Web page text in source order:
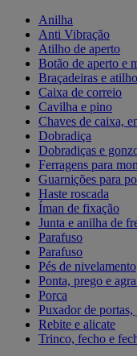
Anilha
Anti Vibração
Atilho de aperto
Botão de aperto e
Braçadeiras e
Caixa de correio
Cavilha e pino
Chaves de caixa,
Dobradiça
Dobradiças e
Ferragens para
Guarnições para
Haste roscada
Íman de fixação
Junta e anilha de
Parafuso
Parafuso
Pés de nivelamento
Ponta, prego e
Porca
Puxador de portas,
Rebite e alicate
Trinco, fecho e